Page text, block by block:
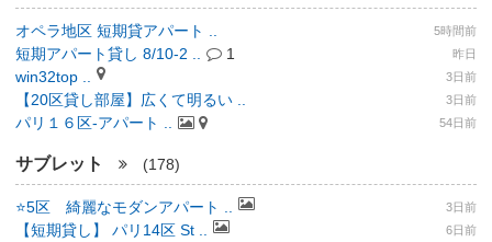
オペラ地区 短期貸アパート .. 5時間前
短期アパート貸し 8/10-2 .. 1 昨日
win32top .. 3日前
【20区貸し部屋】広くて明るい .. 3日前
パリ１６区-アパート .. 54日前
サブレット (178)
⭐️5区 綺麗なモダンアパート .. 3日前
【短期貸し】 パリ14区 St .. 6日前